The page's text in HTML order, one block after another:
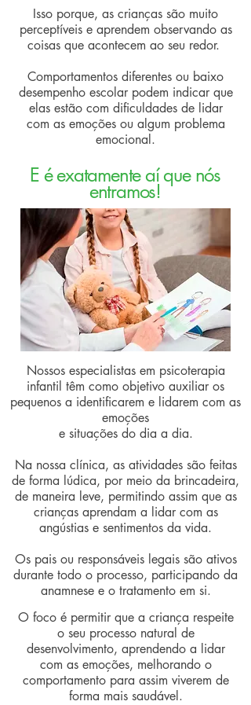
Isso porque, as crianças são muito
perceptíveis e aprendem observando as
coisas que acontecem ao seu redor.
Comportamentos diferentes ou baixo
desempenho escolar podem indicar que
elas estão com dificuldades de lidar
com as emoções ou algum problema
emocional.
E é exatamente aí que nós
entramos!
Nossos especialistas em psicoterapia
infantil têm como objetivo auxiliar os
pequenos a identificarem e lidarem com as
emoções
e situações do dia a dia.
Na nossa clínica, as atividades são feitas
de forma lúdica, por meio da brincadeira,
de maneira leve, permitindo assim que as
crianças aprendam a lidar com as
angústias e sentimentos da vida.
Os pais ou responsáveis legais são ativos
durante todo o processo, participando da
anamnese e o tratamento em si.
O foco é permitir que a criança respeite
o seu processo natural de
desenvolvimento, aprendendo a lidar
com as emoções, melhorando o
comportamento para assim viverem de
forma mais saudável.